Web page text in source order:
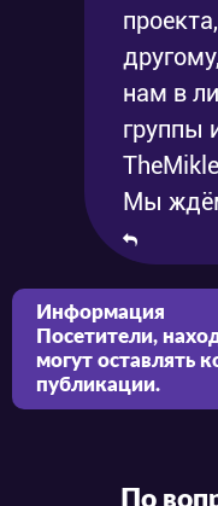
нам в
группы
Мы
Информация
Посетители,
могут оставлять
публикации.
По